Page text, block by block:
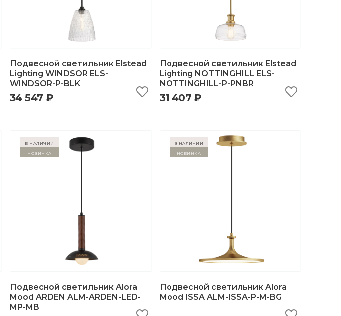
быстрый просмотр
Подвесной светильник Elstead
Lighting WINDSOR ELS-
WINDSOR-P-BLK
34 547 ₽
быстрый просмотр добавить в корзину
Подвесной светильник Elstead
Lighting NOTTINGHILL ELS-
NOTTINGHILL-P-PNBR
31 407 ₽
в наличии
Новинка
Подвесной светильник Alora
Mood ARDEN ALM-ARDEN-LED-
MP-MB
в наличии
Новинка
Подвесной светильник Alora
Mood ISSA ALM-ISSA-P-M-BG